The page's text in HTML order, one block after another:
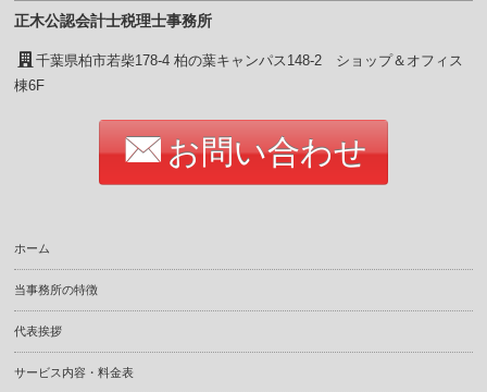
正木公認会計士税理士事務所
千葉県柏市若柴178-4 柏の葉キャンパス148-2 ショップ＆オフィス
棟6F
お問い合わせ
ホーム
当事務所の特徴
代表挨拶
サービス内容・料金表